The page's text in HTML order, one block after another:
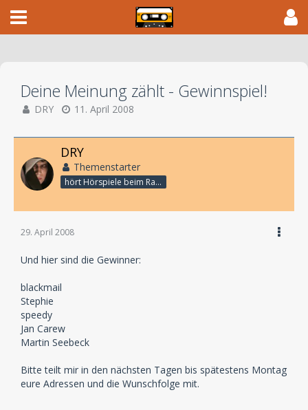
Deine Meinung zählt - Gewinnspiel!
DRY 11. April 2008
DRY
Themenstarter
hört Hörspiele beim Rasenmähen
29. April 2008
Und hier sind die Gewinner:
blackmail
Stephie
speedy
Jan Carew
Martin Seebeck
Bitte teilt mir in den nächsten Tagen bis spätestens Montag
eure Adressen und die Wunschfolge mit.